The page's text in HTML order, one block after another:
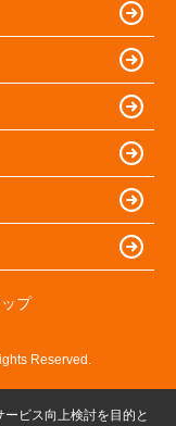
プ
Reserved.
ビス向上検討を目的と